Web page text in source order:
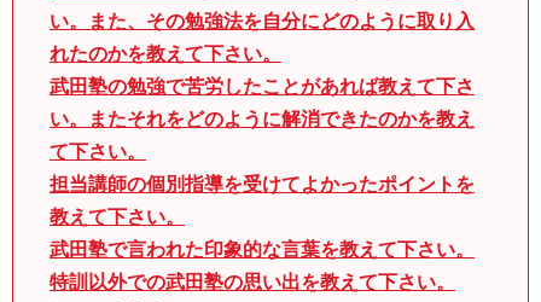
い。また、その勉強法を自分にどのように取り入
れたのかを教えて下さい。
武田塾の勉強で苦労したことがあれば教えて下さ
い。またそれをどのように解消できたのかを教え
て下さい。
担当講師の個別指導を受けてよかったポイントを
教えて下さい。
武田塾で言われた印象的な言葉を教えて下さい。
特訓以外での武田塾の思い出を教えて下さい。